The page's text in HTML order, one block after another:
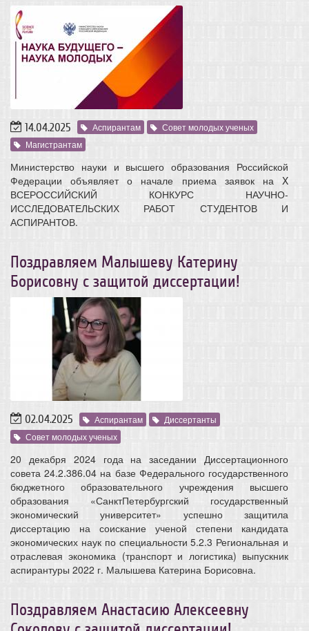
14.04.2025 Аспирантам
Совет молодых ученых
Магистрантам
Министерство науки и высшего образования Российской
Федерации объявляет о начале приема заявок на X
ВСЕРОССИЙСКИЙ КОНКУРС НАУЧНО-
ИССЛЕДОВАТЕЛЬСКИХ РАБОТ СТУДЕНТОВ И
АСПИРАНТОВ.
Поздравляем Малышеву Катерину
Борисовну с защитой диссертации!
02.04.2025 Аспирантам
Диссертанты
Совет молодых ученых
20 декабря 2024 года на заседании Диссертационного
совета 24.2.386.04 на базе Федерального государственного
бюджетного образовательного учреждения высшего
образования «СанктПетербургский государственный
экономический университет» успешно защитила
диссертацию на соискание ученой степени кандидата
экономических наук по специальности 5.2.3 Региональная и
отраслевая экономика (транспорт и логистика) выпускник
аспирантуры 2022 г. Малышева Катерина Борисовна.
Поздравляем Анастасию Алексеевну